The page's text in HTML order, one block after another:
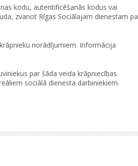
kodu, autentificēšanās kodus vai
zvanot Rīgas Sociālajam dienestam pa
norādījumiem. Informācija
par šāda veida krāpniecības
sociālā dienesta darbiniekiem.